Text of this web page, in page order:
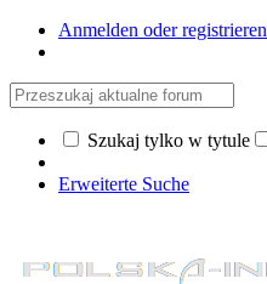
Anmelden oder registrieren
Szukaj tylko w tytule
Erweiterte Suche